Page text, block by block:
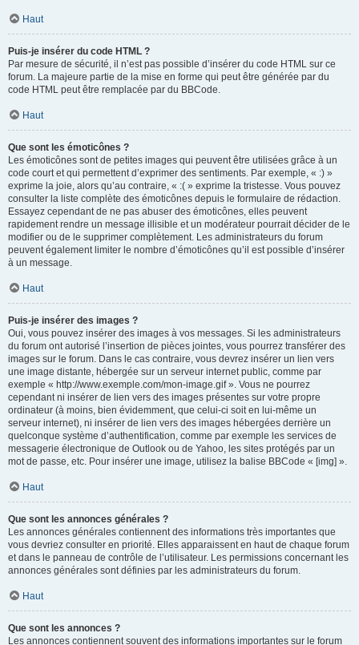
Haut
Puis-je insérer du code HTML ?
Par mesure de sécurité, il n’est pas possible d’insérer du code HTML sur ce
forum. La majeure partie de la mise en forme qui peut être générée par du
code HTML peut être remplacée par du BBCode.
Haut
Que sont les émoticônes ?
Les émoticônes sont de petites images qui peuvent être utilisées grâce à un
code court et qui permettent d’exprimer des sentiments. Par exemple, « :) »
exprime la joie, alors qu’au contraire, « :( » exprime la tristesse. Vous pouvez
consulter la liste complète des émoticônes depuis le formulaire de rédaction.
Essayez cependant de ne pas abuser des émoticônes, elles peuvent
rapidement rendre un message illisible et un modérateur pourrait décider de le
modifier ou de le supprimer complètement. Les administrateurs du forum
peuvent également limiter le nombre d’émoticônes qu’il est possible d’insérer
à un message.
Haut
Puis-je insérer des images ?
Oui, vous pouvez insérer des images à vos messages. Si les administrateurs
du forum ont autorisé l’insertion de pièces jointes, vous pourrez transférer des
images sur le forum. Dans le cas contraire, vous devrez insérer un lien vers
une image distante, hébergée sur un serveur internet public, comme par
exemple « http://www.exemple.com/mon-image.gif ». Vous ne pourrez
cependant ni insérer de lien vers des images présentes sur votre propre
ordinateur (à moins, bien évidemment, que celui-ci soit en lui-même un
serveur internet), ni insérer de lien vers des images hébergées derrière un
quelconque système d’authentification, comme par exemple les services de
messagerie électronique de Outlook ou de Yahoo, les sites protégés par un
mot de passe, etc. Pour insérer une image, utilisez la balise BBCode « [img] ».
Haut
Que sont les annonces générales ?
Les annonces générales contiennent des informations très importantes que
vous devriez consulter en priorité. Elles apparaissent en haut de chaque forum
et dans le panneau de contrôle de l’utilisateur. Les permissions concernant les
annonces générales sont définies par les administrateurs du forum.
Haut
Que sont les annonces ?
Les annonces contiennent souvent des informations importantes sur le forum